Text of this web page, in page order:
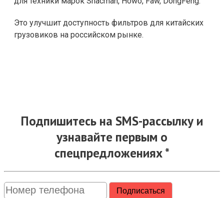
Это улучшит доступность фильтров для китайских
грузовиков на российском рынке.
Подпишитесь на SMS-рассылку и
узнавайте первым о
спецпредложениях *